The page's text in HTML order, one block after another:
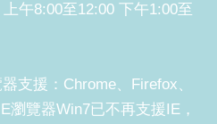
午8:00至12:00 下午1:00至
支援：Chrome、Firefox、
瀏覽器Win7已不再支援IE，